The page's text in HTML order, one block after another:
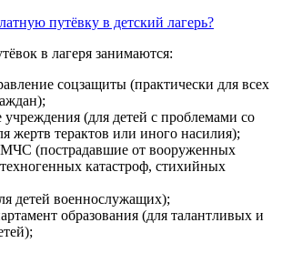
путёвку в детский лагерь?
в лагеря занимаются:
соцзащиты (практически для всех
(для детей с проблемами со
жертв терактов или иного насилия);
(пострадавшие от вооруженных
катастроф, стихийных
детей военнослужащих);
образования (для талантливых и